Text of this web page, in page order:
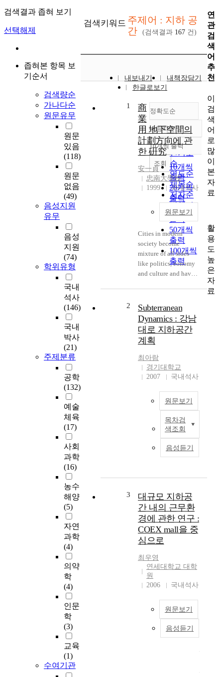
검색결과 좁혀 보기
선택해제
좁혀본 항목 보
기순서
검색량순
가나다순
원문유무
원문
있음
(118)
원문
없음
(49)
음성지원
유무
음성
지원
(74)
학위유형
국내
석사
(146)
국내
박사
(21)
주제분류
공학
(132)
예술
체육
(17)
사회
과학
(16)
농수
해양
(5)
자연
과학
(4)
의약
학
(4)
인문
학
(3)
교육
(1)
수여기관
검색키워드 주제어 : 지하 공
간
(검색결과 167 건)
내보내기
내책장담기
한글로보기
정확도순
정확도
순
인기도
순
연도순
제목순
저자순
발행기
관순
내림차순
내림차순
10개씩 출력
10개씩
출력
20개씩
출력
30개씩
출력
50개씩
출력
100개씩
출력
조회
1
商
業
用 地下空間의
計劃方向에 관
한 硏究
安一貞
忠南大學校
1999
국내석사
원문보기
Cities in modern
society become
mixture of all sides
like politics, eonomy
and culture and have a
population and
housing problem,
traffic and
environment problem,
land using problem
due to lack of
available land could
not be solved only
above the ground
considering side of
urban physical space
using. Therefore, three
dimensional using of
land is needed and
especially putting
pedestrian systems are
related with subway
station and added by
market, parking space
and common path.
Therefore, those
support social and
economis interchange
with efficient linkage
of major facilities
and consummate
functionss as traffic
pedestrian space at the
2
Subterranean
Dynamics : 강남
대로 지하공간
계획
최아람
경기대학교
2007
국내석사
원문보기
목차검
색조회
음성듣기
3
대규모 지하공
간 내의 근무환
경에 관한 연구 :
COEX mall을 중
심으로
최우영
연세대학교 대학
원
2006
국내석사
원문보기
음성듣기
산
사
연
관
검
색
어
추
천
이
검
색
어
로
많
이
본
자
료
활
용
도
높
은
자
료